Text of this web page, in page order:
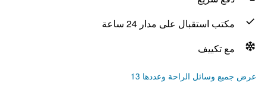
مكتب استقبال على مدار 24 ساعة
مع تكييف
عرض جميع وسائل الراحة وعددها 13